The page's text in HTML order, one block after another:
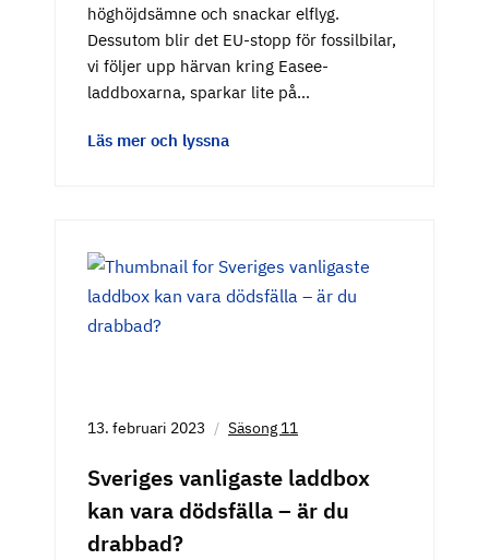
höghöjdsämne och snackar elflyg.
Dessutom blir det EU-stopp för fossilbilar,
vi följer upp härvan kring Easee-
laddboxarna, sparkar lite på…
Läs mer och lyssna
13. februari 2023 Säsong 11
Sveriges vanligaste laddbox
kan vara dödsfälla – är du
drabbad?